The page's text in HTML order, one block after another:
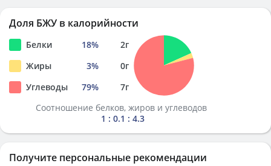
Доля БЖУ в калорийности
Белки 18% 2г
Жиры
3% 0г
Углеводы
79% 7г
Соотношение белков, жиров и углеводов
1 : 0.1 : 4.3
Получите персональные рекомендации